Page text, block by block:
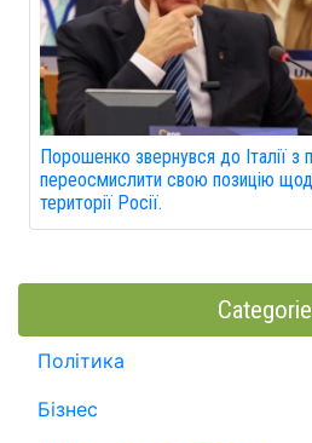
Порошенко звернувся до Італії з
переосмислити свою позицію
території Росії.
Політика
Бізнес